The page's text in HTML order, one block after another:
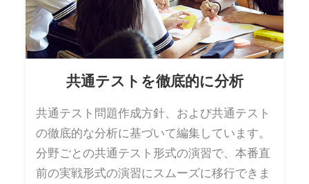
共通テストを徹底的に分析
共通テスト問題作成方針、および共通テスト
の徹底的な分析に基づいて編集しています。
分野ごとの共通テスト形式の演習で、本番直
前の実戦形式の演習にスムーズに移行できま